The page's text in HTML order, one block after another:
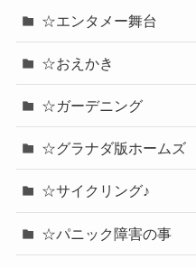
☆エンタメー舞台
☆おえかき
☆ガーデニング
☆グラナダ版ホームズ
☆サイクリング♪
☆パニック障害の事